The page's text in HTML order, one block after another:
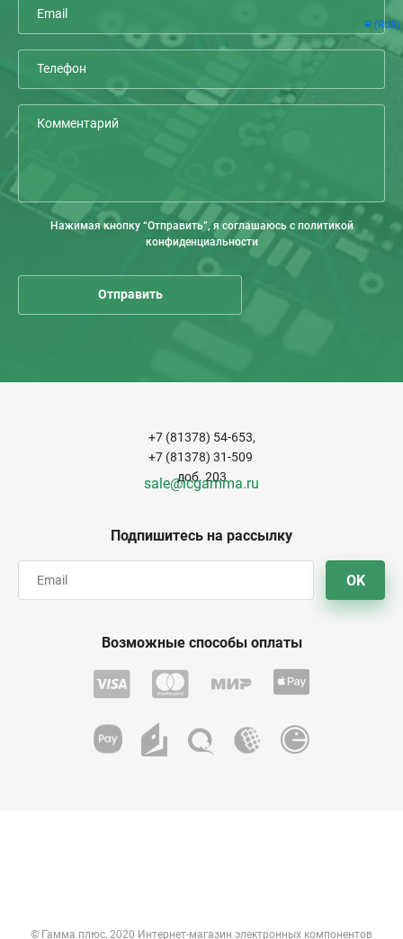
Р (RUB)
Нажимая кнопку “Отправить”, я соглашаюсь с политикой
конфиденциальности
Подпишитесь на рассылку
OK
+7 (81378) 54-653,
+7 (81378) 31-509
доб. 203
sale@icgamma.ru
Возможные способы оплаты
© Гамма плюс, 2020 Интернет-магазин электронных компонентов